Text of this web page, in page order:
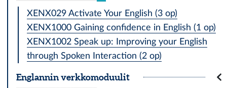
XENX029 Activate Your English (3 op)
XENX1000 Gaining confidence in English (1 op)
XENX1002 Speak up: Improving your English
through Spoken Interaction (2 op)
Englannin verkkomoduulit